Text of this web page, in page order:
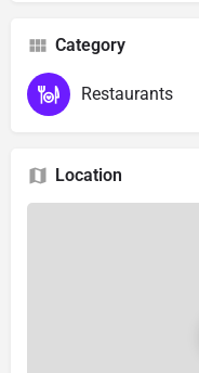
Category
Restaurants
Location